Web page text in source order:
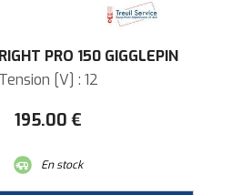
PRO 150 GIGGLEPIN
Tension [V] : 12
195.00 €
En stock